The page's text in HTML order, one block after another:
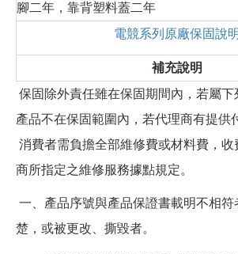
腳二年，靠背塑料蓋二年
電競系列原廠保固說明
補充說明
保固除外責任雖在保固期間內，若屬下
產品不在保固範圍內，若代理商有提供
消費者需負擔全部維修費或材料費，收
商所指定之維修服務據點規定。
一、產品序號與產品保證書載明不相
楚，或被更改、撕毀者。